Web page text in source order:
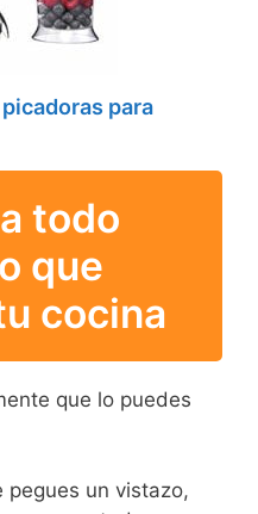
para
todo
que
cocina
que lo puedes
pegues un vistazo,